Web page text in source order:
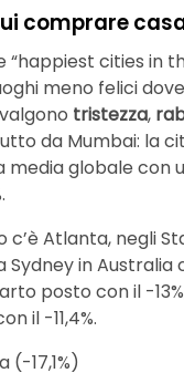
comprare
“happiest cities in
meno felici
tristezza,
da Mumbai: la
media globale con
c’è Atlanta, negli
Sydney in Australia
posto con il -
il -11,4%.
(-17,1%)